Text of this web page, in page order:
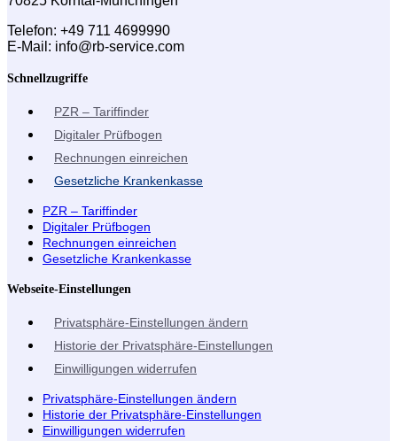
Telefon: +49 711 4699990
E-Mail: info@rb-service.com
Schnellzugriffe
PZR – Tariffinder
Digitaler Prüfbogen
Rechnungen einreichen
Gesetzliche Krankenkasse
PZR – Tariffinder
Digitaler Prüfbogen
Rechnungen einreichen
Gesetzliche Krankenkasse
Webseite-Einstellungen
Privatsphäre-Einstellungen ändern
Historie der Privatsphäre-Einstellungen
Einwilligungen widerrufen
Privatsphäre-Einstellungen ändern
Historie der Privatsphäre-Einstellungen
Einwilligungen widerrufen